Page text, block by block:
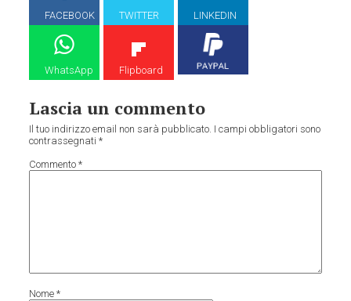
FACEBOOK TWITTER LINKEDIN
WhatsApp Flipboard
Lascia un commento
Il tuo indirizzo email non sarà pubblicato. I campi obbligatori sono
contrassegnati*
Commento*
Nome*